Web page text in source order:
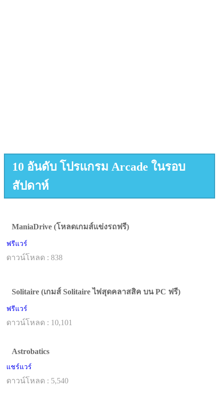
10 อันดับ โปรแกรม Arcade ในรอบ
สัปดาห์
ManiaDrive (โหลดเกมส์แข่งรถฟรี)
ฟรีแวร์
ดาวน์โหลด : 838
Solitaire (เกมส์ Solitaire ไพ่สุดคลาสสิค บน PC ฟรี)
ฟรีแวร์
ดาวน์โหลด : 10,101
Astrobatics
แชร์แวร์
ดาวน์โหลด : 5,540